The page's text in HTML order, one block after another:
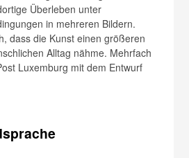
Überleben unter
in mehreren Bildern.
dass die Kunst einen größeren
Alltag nähme. Mehrfach
Luxemburg mit dem Entwurf